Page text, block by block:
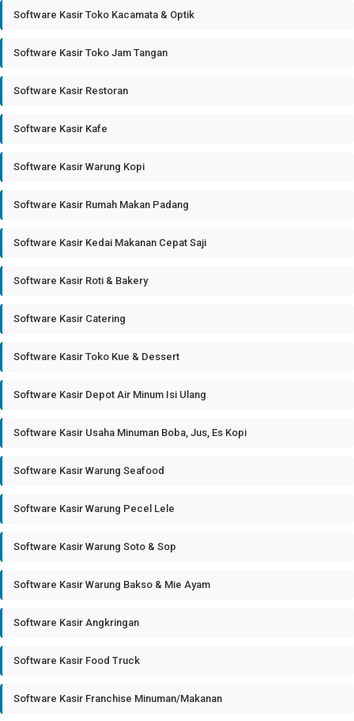
Software Kasir Toko Kacamata & Optik
Software Kasir Toko Jam Tangan
Software Kasir Restoran
Software Kasir Kafe
Software Kasir Warung Kopi
Software Kasir Rumah Makan Padang
Software Kasir Kedai Makanan Cepat Saji
Software Kasir Roti & Bakery
Software Kasir Catering
Software Kasir Toko Kue & Dessert
Software Kasir Depot Air Minum Isi Ulang
Software Kasir Usaha Minuman Boba, Jus, Es Kopi
Software Kasir Warung Seafood
Software Kasir Warung Pecel Lele
Software Kasir Warung Soto & Sop
Software Kasir Warung Bakso & Mie Ayam
Software Kasir Angkringan
Software Kasir Food Truck
Software Kasir Franchise Minuman/Makanan